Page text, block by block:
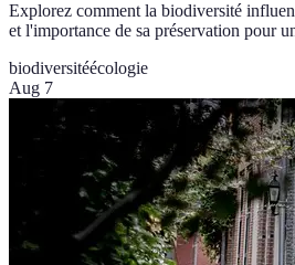
Explorez comment la biodiversité
et l'importance de sa préservation pour
biodiversitéécologie
Aug 7